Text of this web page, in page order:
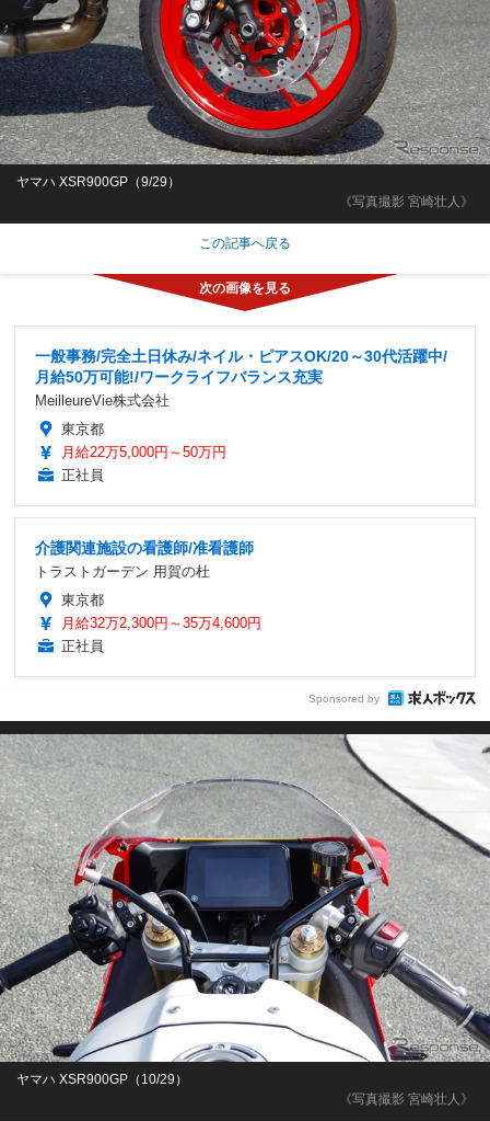
《写真撮影 宮崎壮人》
ヤマハ XSR900GP（9/29）
この記事へ戻る
一般事務/完全土日休み/ネイル・ピアスOK/20～30代活躍中/
月給50万可能!/ワークライフバランス充実
MeilleureVie株式会社
東京都
月給22万5,000円～50万円
正社員
介護関連施設の看護師/准看護師
トラストガーデン 用賀の杜
東京都
月給32万2,300円～35万4,600円
正社員
Sponsored by
《写真撮影 宮崎壮人》
ヤマハ XSR900GP（10/29）